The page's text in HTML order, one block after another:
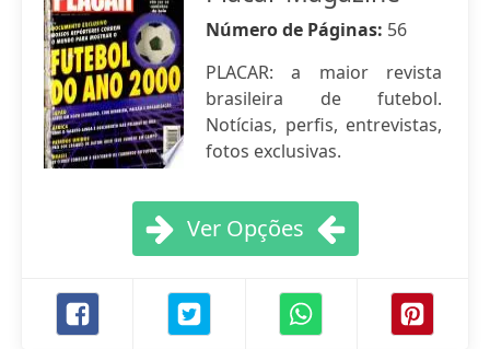
Número de Páginas: 56
PLACAR: a maior revista
brasileira de futebol.
Notícias, perfis, entrevistas,
fotos exclusivas.
Ver Opções